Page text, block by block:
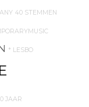
40 STEMMEN
* LESBO
JAAR